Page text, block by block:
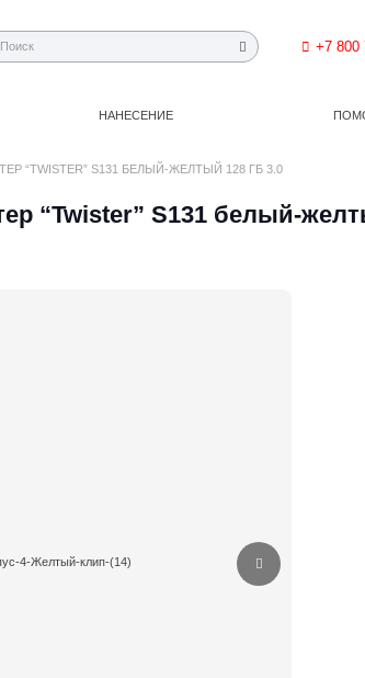
+7 800
НАНЕСЕНИЕ
“TWISTER” S131 БЕЛЫЙ-ЖЕЛТЫЙ 128 ГБ 3.0
“Twister” S131 белый-